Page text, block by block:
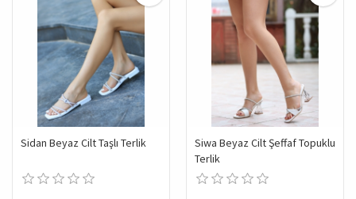
Sidan Beyaz Cilt Taşlı Terlik
Siwa Beyaz Cilt Şeffaf Topuklu
Terlik